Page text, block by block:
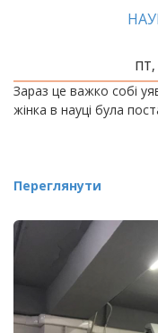
ПТ,
Зараз це важко собі
жінка в науці була
Переглянути